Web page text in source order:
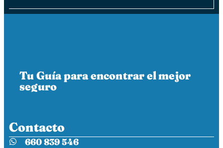
Tu Guía para encontrar el mejor
seguro
Contacto
660 839 546